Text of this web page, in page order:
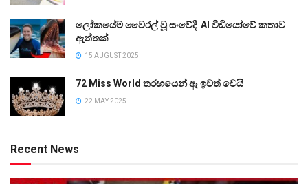
ලෝකයේම වෛරල් වූ සංවේදී AI වීඩියෝවේ කතාව
ඇත්තක්
15 AUGUST 2025
72 Miss World තරඟයෙන් ඈ ඉවත් වෙයි
22 MAY 2025
Recent News